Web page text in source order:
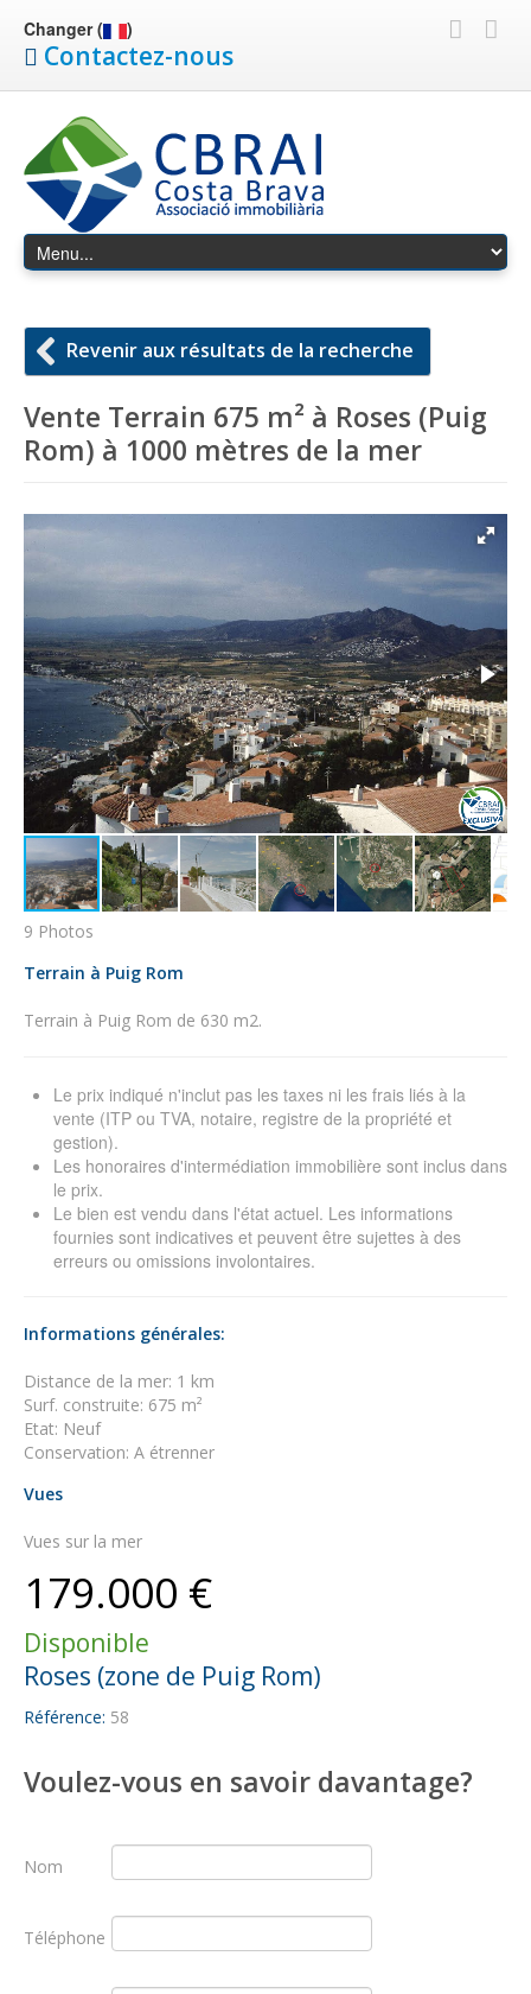
Changer ( )
Contactez-nous
Revenir aux résultats de la recherche
Vente Terrain 675 m² à Roses (Puig
Rom) à 1000 mètres de la mer
9 Photos
Terrain à Puig Rom
Terrain à Puig Rom de 630 m2.
Le prix indiqué n'inclut pas les taxes ni les frais liés à la
vente (ITP ou TVA, notaire, registre de la propriété et
gestion).
Les honoraires d'intermédiation immobilière sont inclus dans
le prix.
Le bien est vendu dans l'état actuel. Les informations
fournies sont indicatives et peuvent être sujettes à des
erreurs ou omissions involontaires.
Informations générales:
Distance de la mer: 1 km
Surf. construite: 675 m²
Etat: Neuf
Conservation: A étrenner
Vues
Vues sur la mer
179.000 €
Disponible
Roses (zone de Puig Rom)
Référence: 58
Voulez-vous en savoir davantage?
Nom
Téléphone